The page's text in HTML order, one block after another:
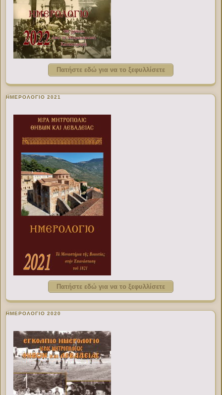
Πατήστε εδώ για να το ξεφυλλίσετε
ΗΜΕΡΟΛΟΓΙΟ 2021
Πατήστε εδώ για να το ξεφυλλίσετε
ΗΜΕΡΟΛΟΓΙΟ 2020